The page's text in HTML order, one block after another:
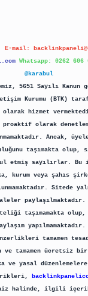
E-mail:
Whatsapp: 0262 606
@karabul
5651 Sayılı Kanun
Kurumu (BTK)
olarak hizmet
olarak
Ancak,
taşımakta olup,
etmiş sayılırlar.
kurum veya şahıs
Sitede
taşımamakta olup,
yapılmamaktadır.
tamamen
ve tamamen ücretsiz
ve yasal
halinde, ilgili